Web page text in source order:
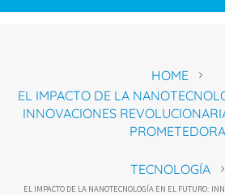
HOME
EL IMPACTO DE LA
INNOVACIONES
TECNOLOGÍA
EL IMPACTO DE LA NANOTECNOLOGÍA EN EL FUTURO: